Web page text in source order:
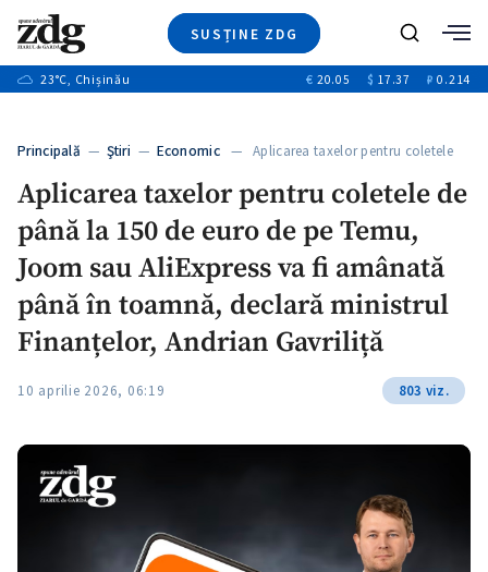
SUSȚINE ZDG
Ştiri
+6
Video
Special
+1
Blog
+2
ZdGust
Caută
23°C, Chișinău € 20.05 $ 17.37 ₽ 0.214
Principală — Ştiri — Economic— Aplicarea taxelor pentru coletele
Aplicarea taxelor pentru coletele de
până la 150 de euro de pe Temu,
Joom sau AliExpress va fi amânată
până în toamnă, declară ministrul
Finanțelor, Andrian Gavriliță
10 aprilie 2026, 06:19 803 viz.